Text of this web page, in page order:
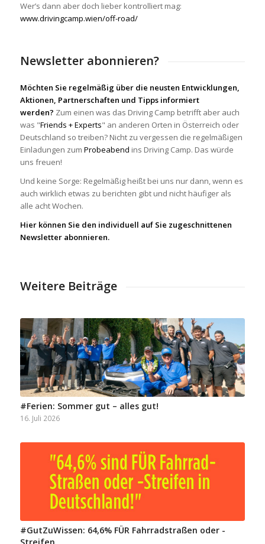
Wer’s dann aber doch lieber kontrolliert mag:
www.drivingcamp.wien/off-road/
Newsletter abonnieren?
Möchten Sie regelmäßig über die neusten Entwicklungen,
Aktionen, Partnerschaften und Tipps informiert
werden? Zum einen was das Driving Camp betrifft aber auch
was "Friends + Experts" an anderen Orten in Österreich oder
Deutschland so treiben? Nicht zu vergessen die regelmäßigen
Einladungen zum Probeabend ins Driving Camp. Das würde
uns freuen!
Und keine Sorge: Regelmäßig heißt bei uns nur dann, wenn es
auch wirklich etwas zu berichten gibt und nicht häufiger als
alle acht Wochen.
Hier können Sie den individuell auf Sie zugeschnittenen
Newsletter abonnieren.
Weitere Beiträge
#Ferien: Sommer gut – alles gut!
16. Juli 2026
#GutZuWissen: 64,6% FÜR Fahrradstraßen oder -